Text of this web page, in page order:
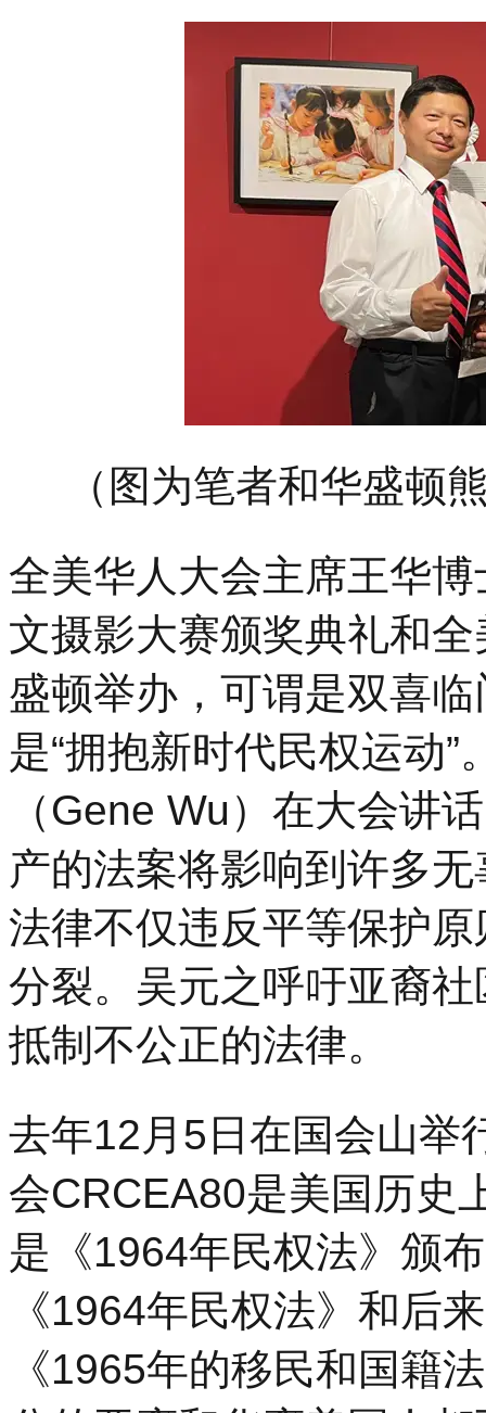
（图为笔者和华盛顿
全美华人大会主席王华
文摄影大赛颁奖典礼和
盛顿举办，可谓是双喜
是“拥抱新时代民权运动
（Gene Wu）在大会讲
产的法案将影响到许多
法律不仅违反平等保护
分裂。吴元之呼吁亚裔
抵制不公正的法律。
去年12月5日在国会山举
会CRCEA80是美国历史
是《1964年民权法》颁
《1964年民权法》和后
《1965年的移民和国籍